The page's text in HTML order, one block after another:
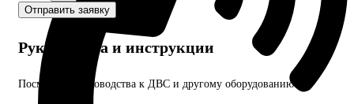
Отправить заявку
Руководства и инструкции
Посмотрите руководства к ДВС и другому оборудованию.